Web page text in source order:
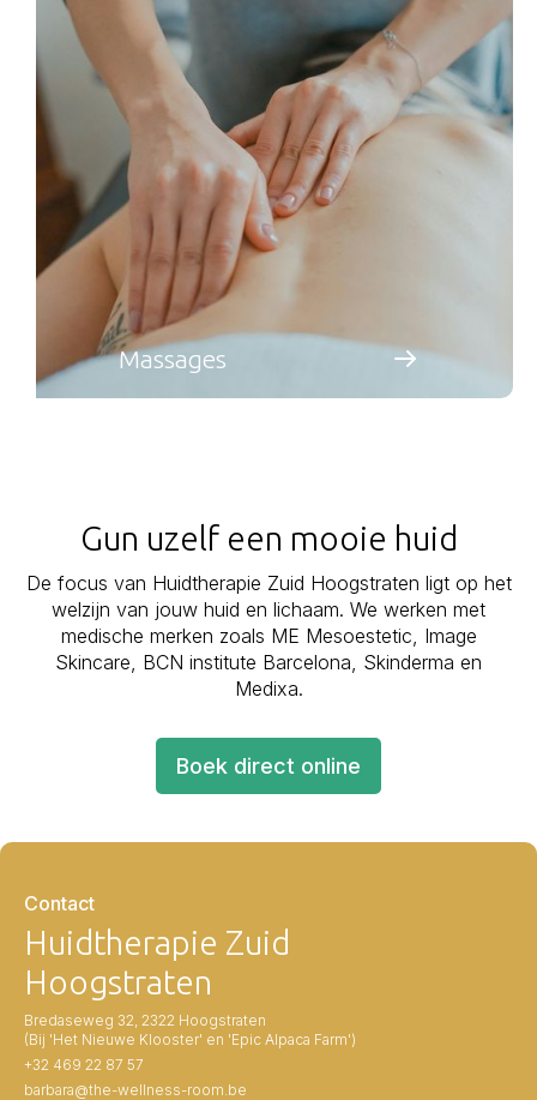
Massages
Gun uzelf een mooie huid
De focus van Huidtherapie Zuid Hoogstraten ligt op het
welzijn van jouw huid en lichaam. We werken met
medische merken zoals ME Mesoestetic, Image
Skincare, BCN institute Barcelona, Skinderma en
Medixa.
Boek direct online
Contact
Huidtherapie Zuid
Hoogstraten
Bredaseweg 32, 2322 Hoogstraten
(Bij 'Het Nieuwe Klooster' en 'Epic Alpaca Farm')
+32 469 22 87 57
barbara@the-wellness-room.be